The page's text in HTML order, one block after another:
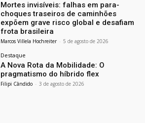
Mortes invisíveis: falhas em para-
choques traseiros de caminhões
expõem grave risco global e desafiam
frota brasileira
Marcos Villela Hochreiter - 5 de agosto de 2026
Destaque
A Nova Rota da Mobilidade: O
pragmatismo do híbrido flex
Filipi Cândido - 3 de agosto de 2026